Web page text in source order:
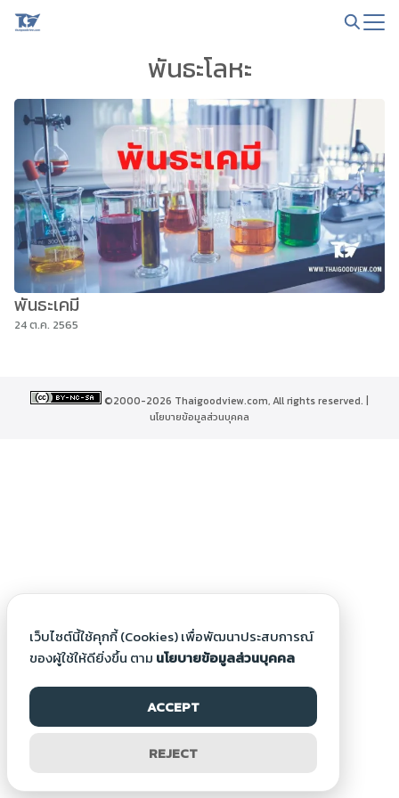
Skip
พันธะโลหะ
พันธะเคมี
24 ต.ค. 2565
©2000-2026 Thaigoodview.com, All rights reserved. |
นโยบายข้อมูลส่วนบุคคล
เว็บไซต์นี้ใช้คุกกี้ (Cookies) เพื่อพัฒนาประสบการณ์
ของผู้ใช้ให้ดียิ่งขึ้น ตาม นโยบายข้อมูลส่วนบุคคล
ACCEPT
REJECT